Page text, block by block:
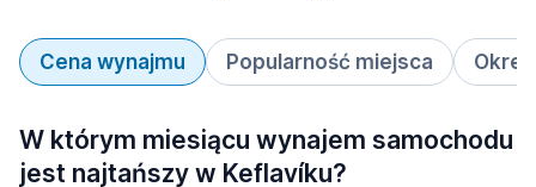
Cena wynajmu Popularność miejsca
W którym miesiącu wynajem samochodu
jest najtańszy w Keflavíku?